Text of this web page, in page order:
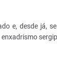
e, desde já,